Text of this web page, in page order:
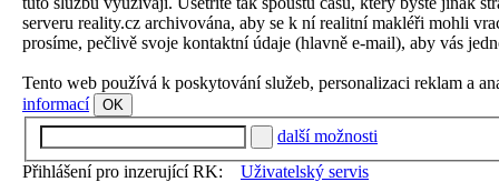
serveru reality.cz archivována, aby se k ní realitní makléři mohli
prosíme, pečlivě svoje kontaktní údaje (hlavně e-mail), aby vás
Tento web používá k poskytování služeb, personalizaci reklam a
informací
OK
další možnosti
Přihlášení pro inzerující RK:
Uživatelský servis